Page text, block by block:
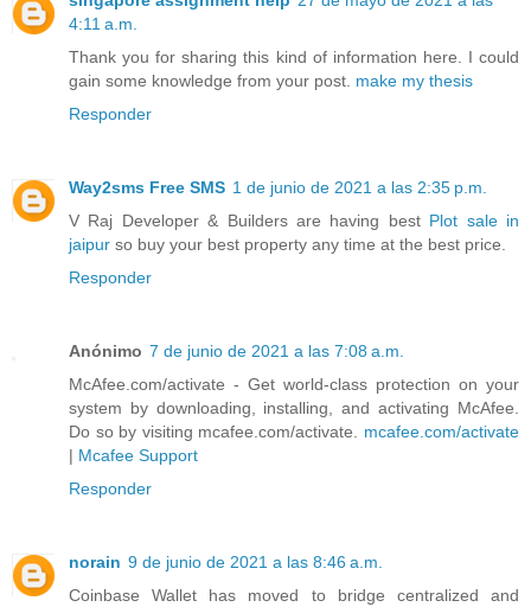
4:11 a.m.
Thank you for sharing this kind of information here. I could
gain some knowledge from your post. make my thesis
Responder
Way2sms Free SMS 1 de junio de 2021 a las 2:35 p.m.
V Raj Developer & Builders are having best Plot sale in
jaipur so buy your best property any time at the best price.
Responder
Anónimo 7 de junio de 2021 a las 7:08 a.m.
McAfee.com/activate - Get world-class protection on your
system by downloading, installing, and activating McAfee.
Do so by visiting mcafee.com/activate. mcafee.com/activate
| Mcafee Support
Responder
norain 9 de junio de 2021 a las 8:46 a.m.
Coinbase Wallet has moved to bridge centralized and